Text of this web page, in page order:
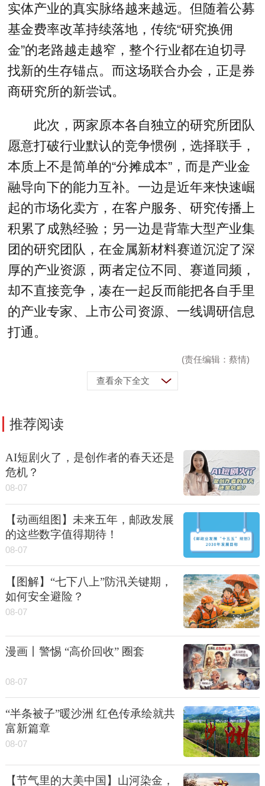
实体产业的真实脉络越来越远。但随着公募
基金费率改革持续落地，传统“研究换佣
金”的老路越走越窄，整个行业都在迫切寻
找新的生存锚点。而这场联合办会，正是券
商研究所的新尝试。
此次，两家原本各自独立的研究所团队
愿意打破行业默认的竞争惯例，选择联手，
本质上不是简单的“分摊成本”，而是产业金
融导向下的能力互补。一边是近年来快速崛
起的市场化卖方，在客户服务、研究传播上
积累了成熟经验；另一边是背靠大型产业集
团的研究团队，在金属新材料赛道沉淀了深
厚的产业资源，两者定位不同、赛道同频，
却不直接竞争，凑在一起反而能把各自手里
的产业专家、上市公司资源、一线调研信息
打通。
(责任编辑：蔡情)
查看余下全文
推荐阅读
AI短剧火了，是创作者的春天还是
危机？
08-07
【动画组图】未来五年，邮政发展
的这些数字值得期待！
08-07
【图解】“七下八上”防汛关键期，
如何安全避险？
08-07
漫画丨警惕 “高价回收” 圈套
08-07
“半条被子”暖沙洲 红色传承绘就共
富新篇章
08-07
【节气里的大美中国】山河染金，